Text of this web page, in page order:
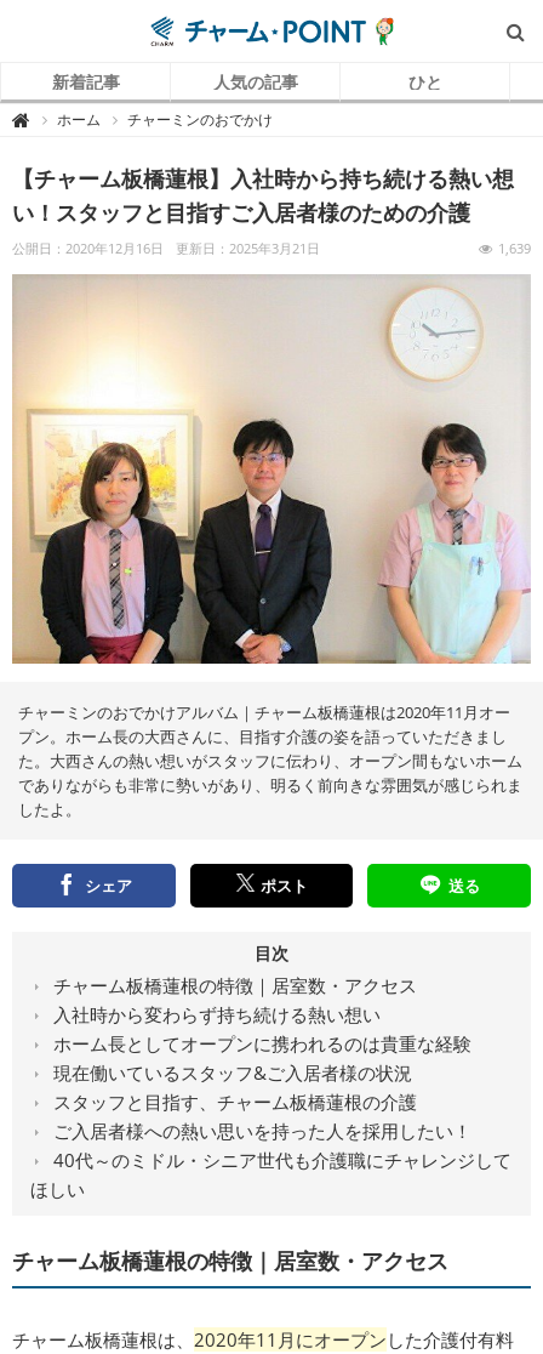
新着記事 人気の記事 ひと
 チ
P
O
I
N
（
ャ
介
伝
え
る
情
報
メ
デ
ア
ホーム チャーミンのおでかけ
【チャーム板橋蓮根】入社時から持ち続ける熱い想
い！スタッフと目指すご入居者様のための介護
公開日：2020年12月16日 更新日：2025年3月21日 1,639
チャーミンのおでかけアルバム｜チャーム板橋蓮根は2020年11月オー
プン。ホーム長の大西さんに、目指す介護の姿を語っていただきまし
た。大西さんの熱い想いがスタッフに伝わり、オープン間もないホーム
でありながらも非常に勢いがあり、明るく前向きな雰囲気が感じられま
したよ。
シェア ポスト 送る
目次
チャーム板橋蓮根の特徴｜居室数・アクセス
入社時から変わらず持ち続ける熱い想い
ホーム長としてオープンに携われるのは貴重な経験
現在働いているスタッフ&ご入居者様の状況
スタッフと目指す、チャーム板橋蓮根の介護
ご入居者様への熱い思いを持った人を採用したい！
40代～のミドル・シニア世代も介護職にチャレンジして
ほしい
チャーム板橋蓮根の特徴｜居室数・アクセス
チャーム板橋蓮根は、 2020年11月にオープン した介護付有料